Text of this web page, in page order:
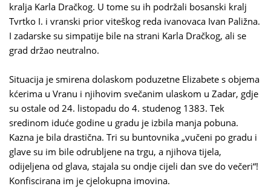
kralja Karla Dračkog. U tome su ih podržali bosanski kralj
Tvrtko I. i vranski prior viteškog reda ivanovaca Ivan Paližna.
I zadarske su simpatije bile na strani Karla Dračkog, ali se
grad držao neutralno.
Situacija je smirena dolaskom poduzetne Elizabete s objema
kćerima u Vranu i njihovim svečanim ulaskom u Zadar, gdje
su ostale od 24. listopadu do 4. studenog 1383. Tek
sredinom iduće godine u gradu je izbila manja pobuna.
Kazna je bila drastična. Tri su buntovnika „vučeni po gradu i
glave su im bile odrubljene na trgu, a njihova tijela,
odijeljena od glava, stajala su ondje cijeli dan sve do večeri“!
Konfiscirana im je cjelokupna imovina.